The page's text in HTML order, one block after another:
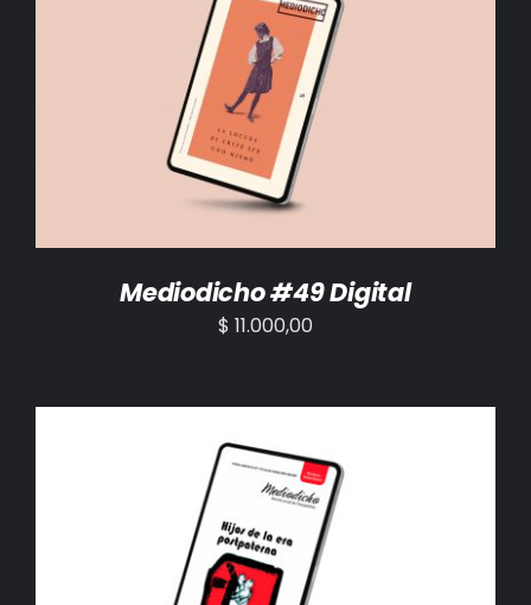
AÑADIR AL CARRITO /
Mediodicho #49 Digital
$ 11.000,00
AÑADIR AL CARRITO /